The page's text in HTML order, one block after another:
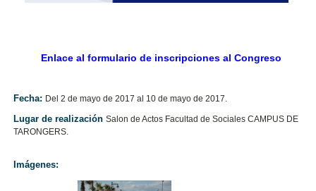
Enlace al formulario de inscripciones al Congreso
Fecha: Del 2 de mayo de 2017 al 10 de mayo de 2017.
Lugar de realizaciónSalon de Actos Facultad de Sociales CAMPUS DE
TARONGERS.
Imágenes: